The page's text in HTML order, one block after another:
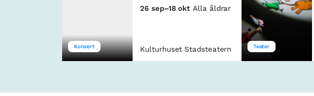
Konsert
26 sep–18 okt Alla åldrar
Kulturhuset Stadsteatern Teater